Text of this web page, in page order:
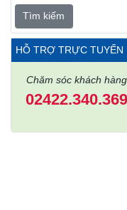
Tìm kiếm
HỖ TRỢ TRỰC TUYẾN
Chăm sóc khách hàng
02422.340.369